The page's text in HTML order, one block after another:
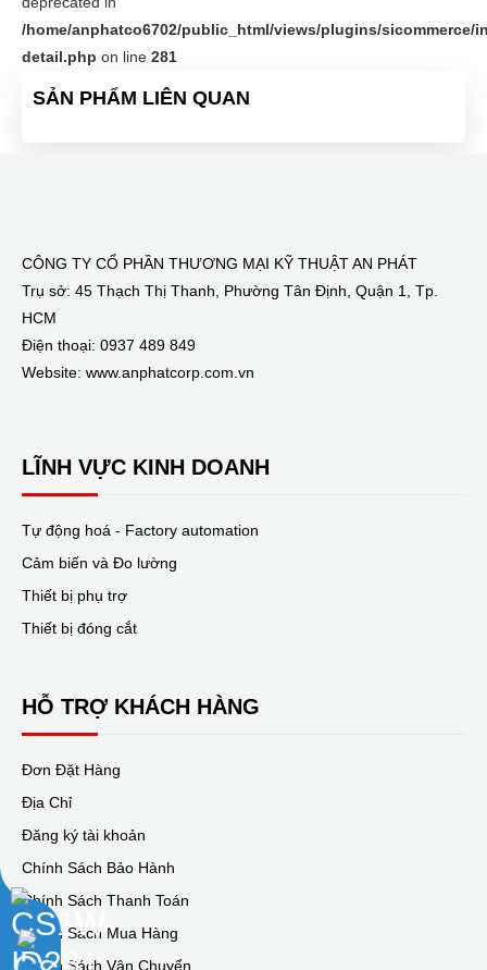
/home/anphatco6702/public_html/views/plugins/sicommerce/
detail.php on line 281
SẢN PHẨM LIÊN QUAN
CÔNG TY CỔ PHẦN THƯƠNG MẠI KỸ THUẬT AN PHÁT
Trụ sở: 45 Thạch Thị Thanh, Phường Tân Định, Quận 1, Tp.
HCM
Điện thoại: 0937 489 849
Website: www.anphatcorp.com.vn
LĨNH VỰC KINH DOANH
Tự động hoá - Factory automation
Cảm biến và Đo lường
Thiết bị phụ trợ
Thiết bị đóng cắt
HỖ TRỢ KHÁCH HÀNG
Đơn Đặt Hàng
Địa Chỉ
Đăng ký tài khoản
Chính Sách Bảo Hành
Chính Sách Thanh Toán
Chính Sách Mua Hàng
Chính Sách Vận Chuyển